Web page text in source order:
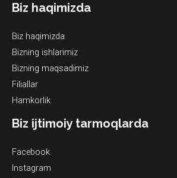
Biz haqimizda
Biz haqimizda
Bizning ishlarimiz
Bizning maqsadimiz
Filiallar
Hamkorlik
Biz ijtimoiy tarmoqlarda
Facebook
Instagram